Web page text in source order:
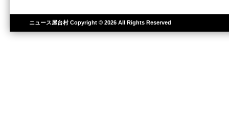
ニュース屋台村Copyright © 2026 All Rights Reserved